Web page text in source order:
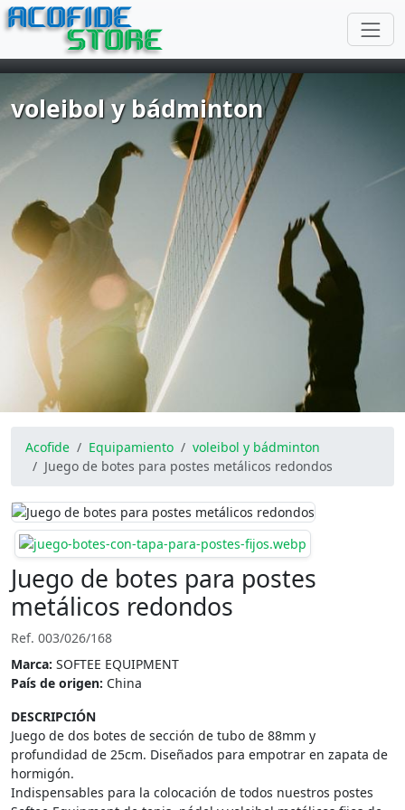
ACOFIDE
STORE
voleibol y bádminton
Acofide Equipamiento
voleibol y bádminton
Juego de botes para postes metálicos redondos
Juego de botes para postes
metálicos redondos
Ref. 003/026/168
Marca: SOFTEE EQUIPMENT
País de origen: China
DESCRIPCIÓN
Juego de dos botes de sección de tubo de 88mm y
profundidad de 25cm. Diseñados para empotrar en zapata de
hormigón.
Indispensables para la colocación de todos nuestros postes